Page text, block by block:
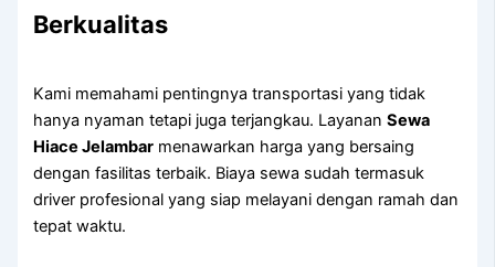
Berkualitas
Kami memahami pentingnya transportasi yang tidak
hanya nyaman tetapi juga terjangkau. LayananSewa
Hiace Jelambar menawarkan harga yang bersaing
dengan fasilitas terbaik. Biaya sewa sudah termasuk
driver profesional yang siap melayani dengan ramah dan
tepat waktu.